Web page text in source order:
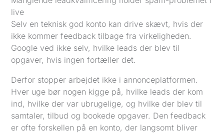
live
Selv en teknisk god konto kan drive skævt, hvis der
ikke kommer feedback tilbage fra virkeligheden.
Google ved ikke selv, hvilke leads der blev til
opgaver, hvis ingen fortæller det.
Derfor stopper arbejdet ikke i annonceplatformen.
Hver uge bør nogen kigge på, hvilke leads der kom
ind, hvilke der var ubrugelige, og hvilke der blev til
samtaler, tilbud og bookede opgaver. Den feedback
er ofte forskellen på en konto, der langsomt bliver